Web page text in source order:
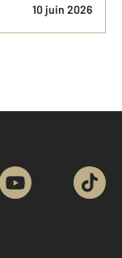
10 juin 2026